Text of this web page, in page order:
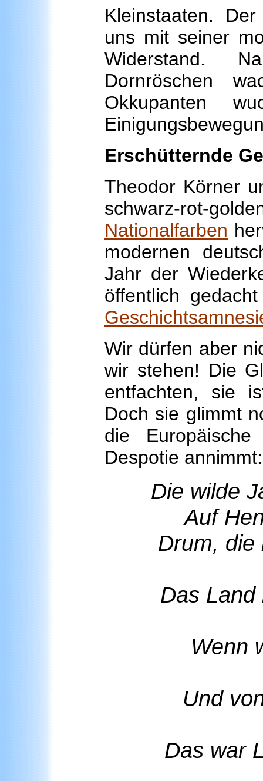
Kleinstaaten.
uns mit seiner
Widerstand.
Dornröschen
Okkupanten
Erschütternde
Theodor Körner
schwarz-rot-
Nationalfarben
modernen
Jahr der
öffentlich
Wir dürfen aber
wir stehen! Die
entfachten, sie
Doch sie glimmt
die
Despotie annimmt:
Die wilde
Auf
Drum, die
Das
Wenn
Und
Das war